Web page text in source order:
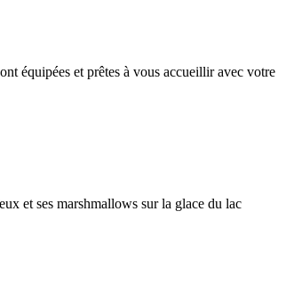
équipées et prêtes à vous accueillir avec votre